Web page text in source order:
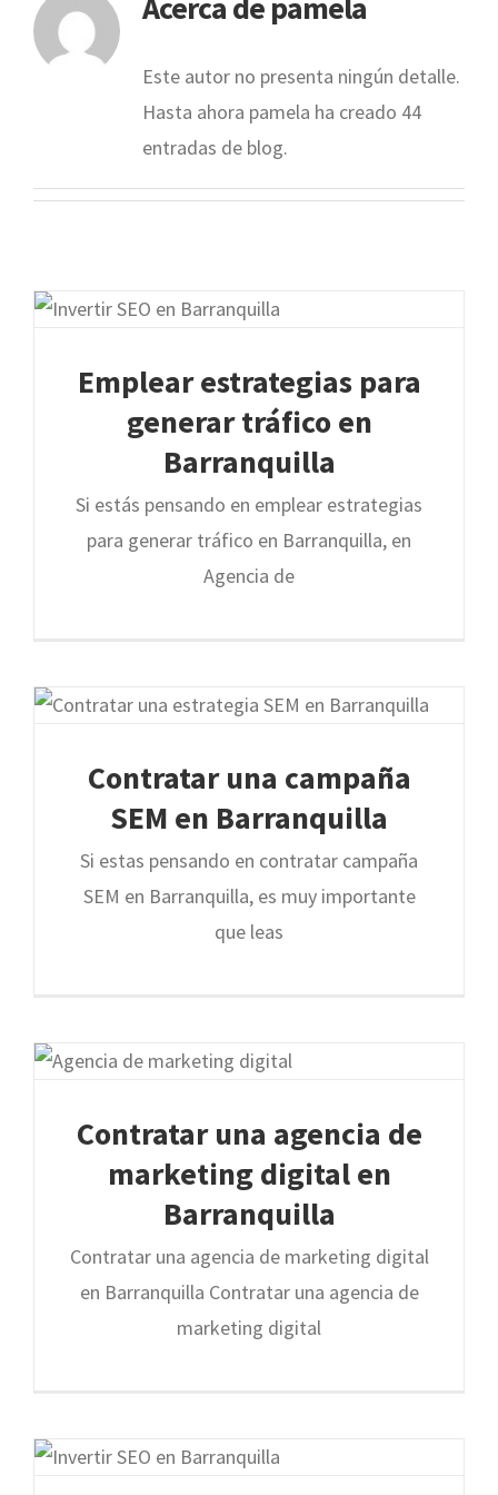
Este autor no presenta ningún detalle.
Hasta ahora pamela ha creado 44
entradas de blog.
Emplear estrategias para
generar tráfico en
Barranquilla
Si estás pensando en emplear estrategias
para generar tráfico en Barranquilla, en
Agencia de
Contratar una campaña
SEM en Barranquilla
Si estas pensando en contratar campaña
SEM en Barranquilla, es muy importante
que leas
Contratar una agencia de
marketing digital en
Barranquilla
Contratar una agencia de marketing digital
en Barranquilla Contratar una agencia de
marketing digital